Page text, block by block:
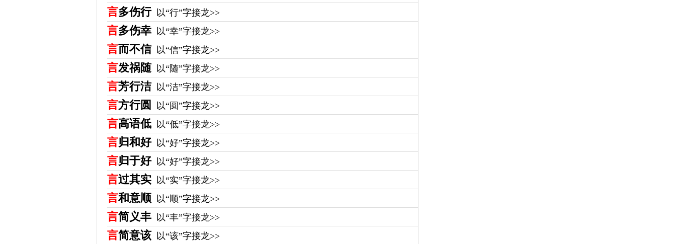
言多伤行 以“行”字接龙>>
言多伤幸 以“幸”字接龙>>
言而不信 以“信”字接龙>>
言发祸随 以“随”字接龙>>
言芳行洁 以“洁”字接龙>>
言方行圆 以“圆”字接龙>>
言高语低 以“低”字接龙>>
言归和好 以“好”字接龙>>
言归于好 以“好”字接龙>>
言过其实 以“实”字接龙>>
言和意顺 以“顺”字接龙>>
言简义丰 以“丰”字接龙>>
言简意该 以“该”字接龙>>